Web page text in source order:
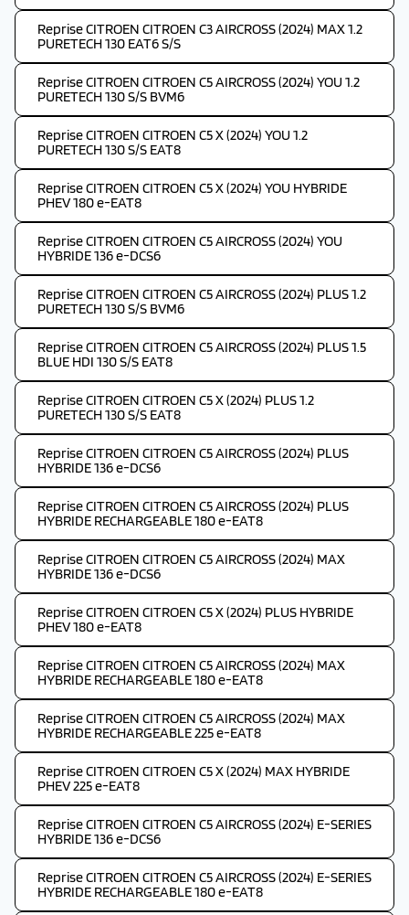
Reprise CITROEN CITROEN C3 AIRCROSS (2024) MAX 1.2
PURETECH 130 EAT6 S/S
Reprise CITROEN CITROEN C5 AIRCROSS (2024) YOU 1.2
PURETECH 130 S/S BVM6
Reprise CITROEN CITROEN C5 X (2024) YOU 1.2
PURETECH 130 S/S EAT8
Reprise CITROEN CITROEN C5 X (2024) YOU HYBRIDE
PHEV 180 e-EAT8
Reprise CITROEN CITROEN C5 AIRCROSS (2024) YOU
HYBRIDE 136 e-DCS6
Reprise CITROEN CITROEN C5 AIRCROSS (2024) PLUS 1.2
PURETECH 130 S/S BVM6
Reprise CITROEN CITROEN C5 AIRCROSS (2024) PLUS 1.5
BLUE HDI 130 S/S EAT8
Reprise CITROEN CITROEN C5 X (2024) PLUS 1.2
PURETECH 130 S/S EAT8
Reprise CITROEN CITROEN C5 AIRCROSS (2024) PLUS
HYBRIDE 136 e-DCS6
Reprise CITROEN CITROEN C5 AIRCROSS (2024) PLUS
HYBRIDE RECHARGEABLE 180 e-EAT8
Reprise CITROEN CITROEN C5 AIRCROSS (2024) MAX
HYBRIDE 136 e-DCS6
Reprise CITROEN CITROEN C5 X (2024) PLUS HYBRIDE
PHEV 180 e-EAT8
Reprise CITROEN CITROEN C5 AIRCROSS (2024) MAX
HYBRIDE RECHARGEABLE 180 e-EAT8
Reprise CITROEN CITROEN C5 AIRCROSS (2024) MAX
HYBRIDE RECHARGEABLE 225 e-EAT8
Reprise CITROEN CITROEN C5 X (2024) MAX HYBRIDE
PHEV 225 e-EAT8
Reprise CITROEN CITROEN C5 AIRCROSS (2024) E-SERIES
HYBRIDE 136 e-DCS6
Reprise CITROEN CITROEN C5 AIRCROSS (2024) E-SERIES
HYBRIDE RECHARGEABLE 180 e-EAT8